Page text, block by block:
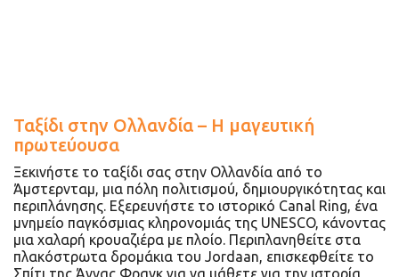
Ταξίδι στην Ολλανδία – Η μαγευτική
πρωτεύουσα
Ξεκινήστε το ταξίδι σας στην Ολλανδία από το
Άμστερνταμ, μια πόλη πολιτισμού, δημιουργικότητας και
περιπλάνησης. Εξερευνήστε το ιστορικό Canal Ring, ένα
μνημείο παγκόσμιας κληρονομιάς της UNESCO, κάνοντας
μια χαλαρή κρουαζιέρα με πλοίο. Περιπλανηθείτε στα
πλακόστρωτα δρομάκια του Jordaan, επισκεφθείτε το
Σπίτι της Άννας Φρανκ για να μάθετε για την ιστορία